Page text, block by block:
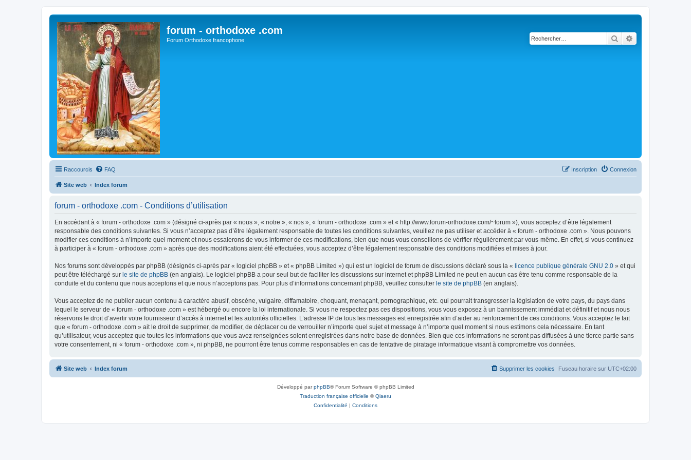
forum - orthodoxe .com
Forum Orthodoxe francophone Rechercher
Raccourcis FAQ Connexion
Inscription
Site web Index forum
forum - orthodoxe .com - Conditions d’utilisation
En accédant à « forum - orthodoxe .com » (désigné ci-après par « nous », « notre », « nos », « forum - orthodoxe .com » et « http://www.forum-orthodoxe.com/~forum »), vous acceptez d’être légalement
responsable des conditions suivantes. Si vous n’acceptez pas d’être légalement responsable de toutes les conditions suivantes, veuillez ne pas utiliser et accéder à « forum - orthodoxe .com ». Nous pouvons
modifier ces conditions à n’importe quel moment et nous essaierons de vous informer de ces modifications, bien que nous vous conseillons de vérifier régulièrement par vous-même. En effet, si vous continuez
à participer à « forum - orthodoxe .com » après que des modifications aient été effectuées, vous acceptez d’être légalement responsable des conditions modifiées et mises à jour.
Nos forums sont développés par phpBB (désignés ci-après par « logiciel phpBB » et « phpBB Limited ») qui est un logiciel de forum de discussions déclaré sous la « licence publique générale GNU 2.0 » et qui
peut être téléchargé sur le site de phpBB (en anglais). Le logiciel phpBB a pour seul but de faciliter les discussions sur internet et phpBB Limited ne peut en aucun cas être tenu comme responsable de la
conduite et du contenu que nous acceptons et que nous n’acceptons pas. Pour plus d’informations concernant phpBB, veuillez consulter le site de phpBB (en anglais).
Vous acceptez de ne publier aucun contenu à caractère abusif, obscène, vulgaire, diffamatoire, choquant, menaçant, pornographique, etc. qui pourrait transgresser la législation de votre pays, du pays dans
lequel le serveur de « forum - orthodoxe .com » est hébergé ou encore la loi internationale. Si vous ne respectez pas ces dispositions, vous vous exposez à un bannissement immédiat et définitif et nous nous
réservons le droit d’avertir votre fournisseur d’accès à internet et les autorités officielles. L’adresse IP de tous les messages est enregistrée afin d’aider au renforcement de ces conditions. Vous acceptez le fait
que « forum - orthodoxe .com » ait le droit de supprimer, de modifier, de déplacer ou de verrouiller n’importe quel sujet et message à n’importe quel moment si nous estimons cela nécessaire. En tant
qu’utilisateur, vous acceptez que toutes les informations que vous avez renseignées soient enregistrées dans notre base de données. Bien que ces informations ne seront pas diffusées à une tierce partie sans
votre consentement, ni « forum - orthodoxe .com », ni phpBB, ne pourront être tenus comme responsables en cas de tentative de piratage informatique visant à compromettre vos données.
Site web Index forum Fuseau horaire sur UTC+02:00
Supprimer les cookies
Développé parphpBB® Forum Software © phpBB Limited
Traduction française officielle ©Qiaeru
Confidentialité | Conditions